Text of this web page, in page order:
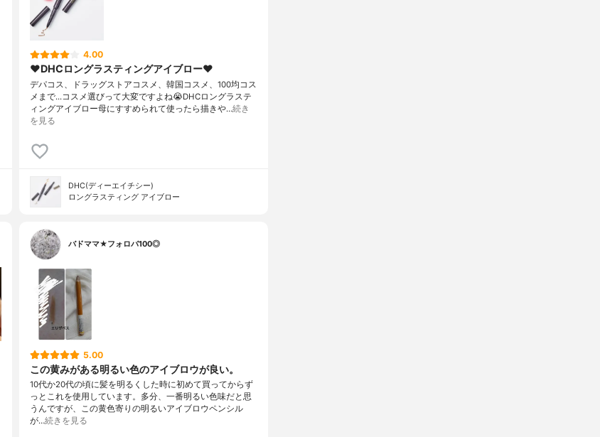
4.00
❤︎DHCロングラスティングアイブロー❤︎
デパコス、ドラッグストアコスメ、韓国コスメ、100均コス
メまで...コスメ選びって大変ですよね😭DHCロングラステ
ィングアイブロー母にすすめられて使ったら描きや…続き
を見る
DHC(ディーエイチシー)
ロングラスティング アイブロー
バドママ★フォロバ100◎
5.00
この黄みがある明るい色のアイブロウが良い。
10代か20代の頃に髪を明るくした時に初めて買ってからず
っとこれを使用しています。多分、一番明るい色味だと思
うんですが、この黄色寄りの明るいアイブロウペンシル
が…続きを見る